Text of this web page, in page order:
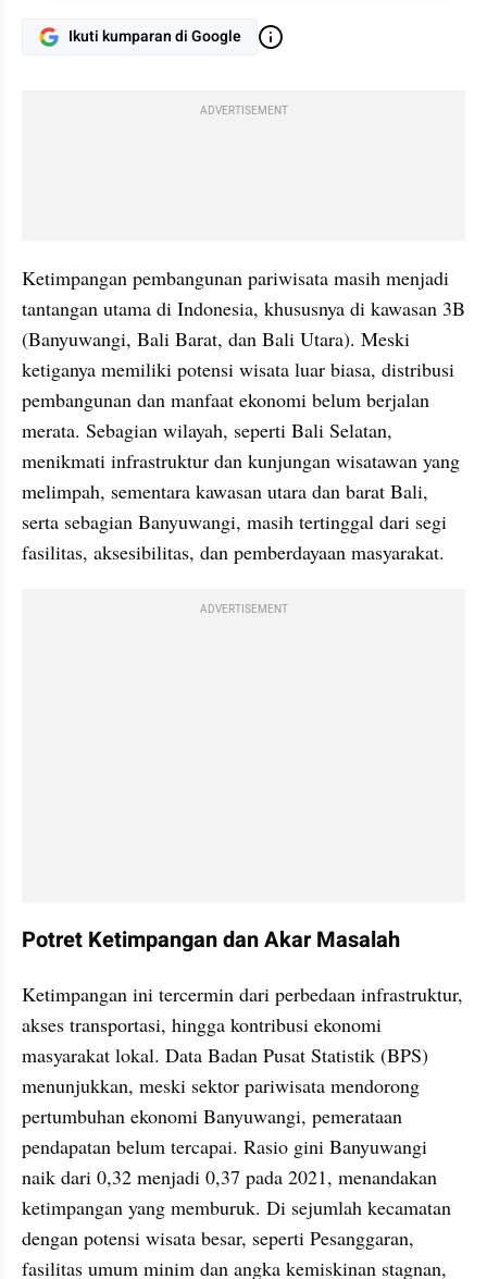
Ikuti kumparan di Google
ADVERTISEMENT
Ketimpangan pembangunan pariwisata masih menjadi
tantangan utama di Indonesia, khususnya di kawasan 3B
(Banyuwangi, Bali Barat, dan Bali Utara). Meski
ketiganya memiliki potensi wisata luar biasa, distribusi
pembangunan dan manfaat ekonomi belum berjalan
merata. Sebagian wilayah, seperti Bali Selatan,
menikmati infrastruktur dan kunjungan wisatawan yang
melimpah, sementara kawasan utara dan barat Bali,
serta sebagian Banyuwangi, masih tertinggal dari segi
fasilitas, aksesibilitas, dan pemberdayaan masyarakat.
ADVERTISEMENT
Potret Ketimpangan dan Akar Masalah
Ketimpangan ini tercermin dari perbedaan infrastruktur,
akses transportasi, hingga kontribusi ekonomi
masyarakat lokal. Data Badan Pusat Statistik (BPS)
menunjukkan, meski sektor pariwisata mendorong
pertumbuhan ekonomi Banyuwangi, pemerataan
pendapatan belum tercapai. Rasio gini Banyuwangi
naik dari 0,32 menjadi 0,37 pada 2021, menandakan
ketimpangan yang memburuk. Di sejumlah kecamatan
dengan potensi wisata besar, seperti Pesanggaran,
fasilitas umum minim dan angka kemiskinan stagnan,